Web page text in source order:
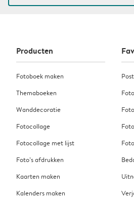
Producten
Fotoboek maken
Themaboeken
Wanddecoratie
Fotocollage
Fotocollage met lijst
Foto’s afdrukken
Kaarten maken
Kalenders maken